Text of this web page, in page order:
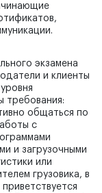
экзамена
и клиенты
требования:
общаться по
с
и загрузочными
или
грузовика, в